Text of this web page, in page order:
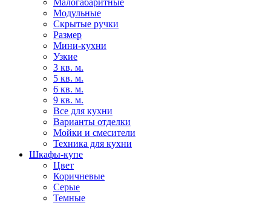
Малогабаритные
Модульные
Скрытые ручки
Размер
Мини-кухни
Узкие
3 кв. м.
5 кв. м.
6 кв. м.
9 кв. м.
Все для кухни
Варианты отделки
Мойки и смесители
Техника для кухни
Шкафы-купе
Цвет
Коричневые
Серые
Темные